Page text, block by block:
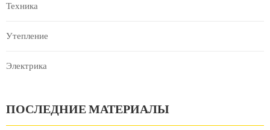
Техника
Утепление
Электрика
ПОСЛЕДНИЕ МАТЕРИАЛЫ